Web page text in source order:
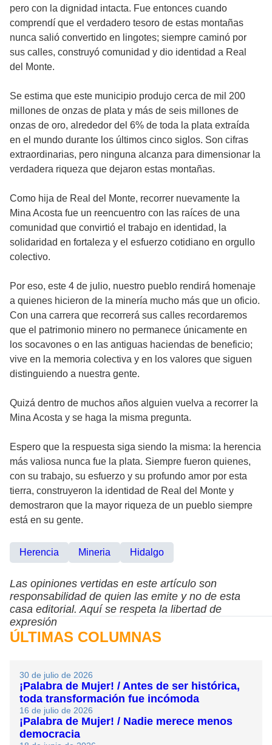
pero con la dignidad intacta. Fue entonces cuando
comprendí que el verdadero tesoro de estas montañas
nunca salió convertido en lingotes; siempre caminó por
sus calles, construyó comunidad y dio identidad a Real
del Monte.
Se estima que este municipio produjo cerca de mil 200
millones de onzas de plata y más de seis millones de
onzas de oro, alrededor del 6% de toda la plata extraída
en el mundo durante los últimos cinco siglos. Son cifras
extraordinarias, pero ninguna alcanza para dimensionar la
verdadera riqueza que dejaron estas montañas.
Como hija de Real del Monte, recorrer nuevamente la
Mina Acosta fue un reencuentro con las raíces de una
comunidad que convirtió el trabajo en identidad, la
solidaridad en fortaleza y el esfuerzo cotidiano en orgullo
colectivo.
Por eso, este 4 de julio, nuestro pueblo rendirá homenaje
a quienes hicieron de la minería mucho más que un oficio.
Con una carrera que recorrerá sus calles recordaremos
que el patrimonio minero no permanece únicamente en
los socavones o en las antiguas haciendas de beneficio;
vive en la memoria colectiva y en los valores que siguen
distinguiendo a nuestra gente.
Quizá dentro de muchos años alguien vuelva a recorrer la
Mina Acosta y se haga la misma pregunta.
Espero que la respuesta siga siendo la misma: la herencia
más valiosa nunca fue la plata. Siempre fueron quienes,
con su trabajo, su esfuerzo y su profundo amor por esta
tierra, construyeron la identidad de Real del Monte y
demostraron que la mayor riqueza de un pueblo siempre
está en su gente.
Herencia Mineria Hidalgo
Las opiniones vertidas en este artículo son
responsabilidad de quien las emite y no de esta
casa editorial. Aquí se respeta la libertad de
expresión
ÚLTIMAS COLUMNAS
30 de julio de 2026
¡Palabra de Mujer! / Antes de ser histórica,
toda transformación fue incómoda
16 de julio de 2026
¡Palabra de Mujer! / Nadie merece menos
democracia